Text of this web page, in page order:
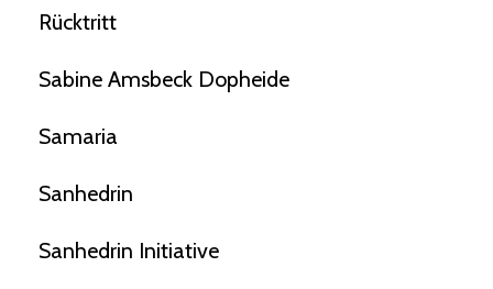
Rücktritt
Sabine Amsbeck Dopheide
Samaria
Sanhedrin
Sanhedrin Initiative